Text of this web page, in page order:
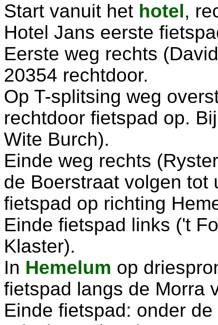
Start vanuit het hotel,
Hotel Jans eerste
Eerste weg rechts
20354 rechtdoor.
Op T-splitsing weg
rechtdoor fietspad op.
Wite Burch).
Einde weg rechts
de Boerstraat volgen
fietspad op richting
Einde fietspad links ('t
Klaster).
In Hemelum op
fietspad langs de Morra
Einde fietspad: onder